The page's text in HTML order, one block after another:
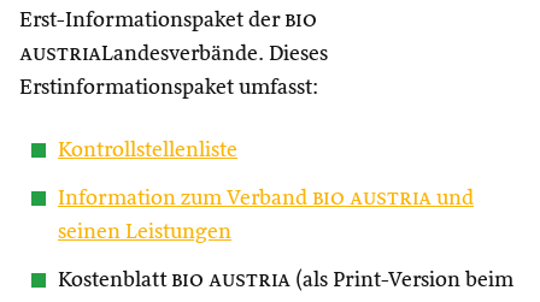
Erst-Informationspaket der bio
austriaLandesverbände. Dieses
Erstinformationspaket umfasst:
Kontrollstellenliste
Information zum Verband bio austria und
seinen Leistungen
Kostenblatt bio austria (als Print-Version beim